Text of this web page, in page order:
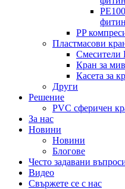
PP
Пластмасови
Смесители
Кран за
Касета за
Други
Решение
PVC сферичен
За нас
Новини
Новини
Блогове
Често задавани
Видео
Свържете се с нас